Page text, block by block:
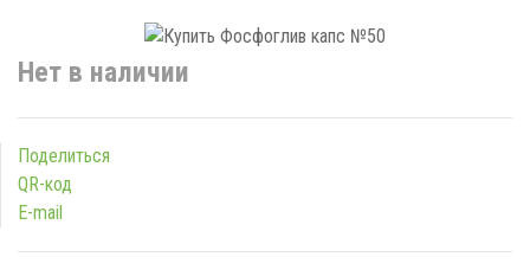
Нет в наличии
Поделиться
QR-код
E-mail